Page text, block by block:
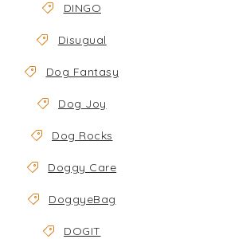
DINGO
Disugual
Dog Fantasy
Dog Joy
Dog Rocks
Doggy Care
DoggyeBag
DOGIT